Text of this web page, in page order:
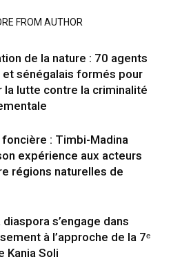
FROM AUTHOR
de la nature : 70 agents
et sénégalais formés pour
la lutte contre la criminalité
: Timbi-Madina
expérience aux acteurs
régions naturelles de
diaspora s’engage dans
à l’approche de la 7ᵉ
Kania Soli